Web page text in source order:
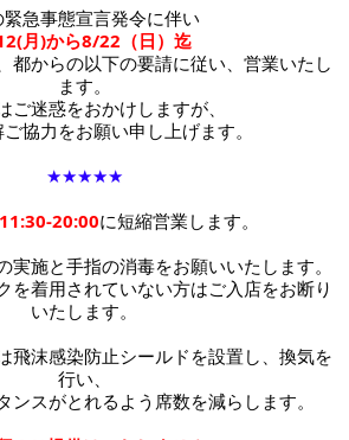
緊急事態宣言発令に伴い
月)から8/22（日）迄
都からの以下の要請に従い、営業いたし
ます。
ご迷惑をおかけしますが、
協力をお願い申し上げます。
★★★★★
11:30-20:00に短縮営業します。
施と手指の消毒をお願いいたします。
を着用されていない方はご入店をお断り
いたします。
飛沫感染防止シールドを設置し、換気を
行い、
ンスがとれるよう席数を減らします。